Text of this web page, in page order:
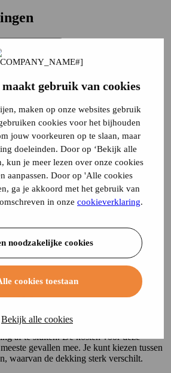
maakt gebruik van cookies
maken op onze websites gebruik
cookies voor het bijhouden
jouw voorkeuren op te slaan, maar
doeleinden. Door op ‘Bekijk alle
kun je meer lezen over onze cookies
aanpassen. Door op 'Alle cookies
ga je akkoord met het gebruik van
in onze cookieverklaring.
noodzakelijke cookies
cookies toestaan
Bekijk alle cookies
of poging daartoe en joy-riding
weersomstandigheden
raken, slippen of botsen
schadeoorzaak
weersomstandigheden
raken, slippen of botsen
schadeoorzaak
op naam is verplicht om ook een
af te sluiten. De kosten voor deze
gevallen mee. Je kunt kiezen tussen
waarvan de dekking sterk verschilt.